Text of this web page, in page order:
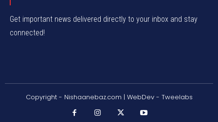
Get important news delivered directly to your inbox and stay
connected!
Copyright - Nishaanebaz.com | WebDev - Tweelabs